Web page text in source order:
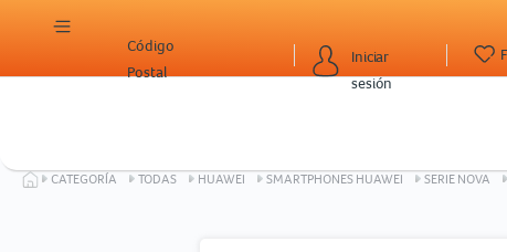
Iniciar
sesión
Código
Postal
CATEGORÍA TODAS HUAWEI SMARTPHONES HUAWEI SERIE NOVA